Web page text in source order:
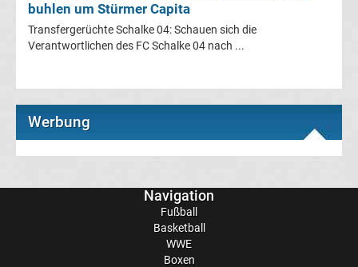
Afrikas
des
Jahres
buhlen um Stürmer Capita
Transfergerüchte Schalke 04: Schauen sich die
Verantwortlichen des FC Schalke 04 nach ...
Werbung
Navigation
Fußball
Basketball
WWE
Boxen